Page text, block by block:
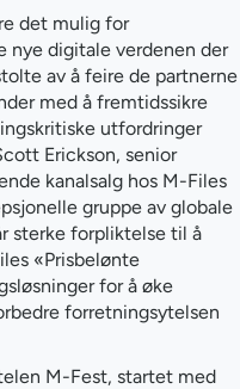
det mulig for
nye digitale verdenen der
av å feire de partnerne
med å fremtidssikre
utfordringer
Erickson, senior
kanalsalg hos M-Files
gruppe av globale
sterke forpliktelse til å
«Prisbelønte
for å øke
forretningsytelsen
M-Fest, startet med